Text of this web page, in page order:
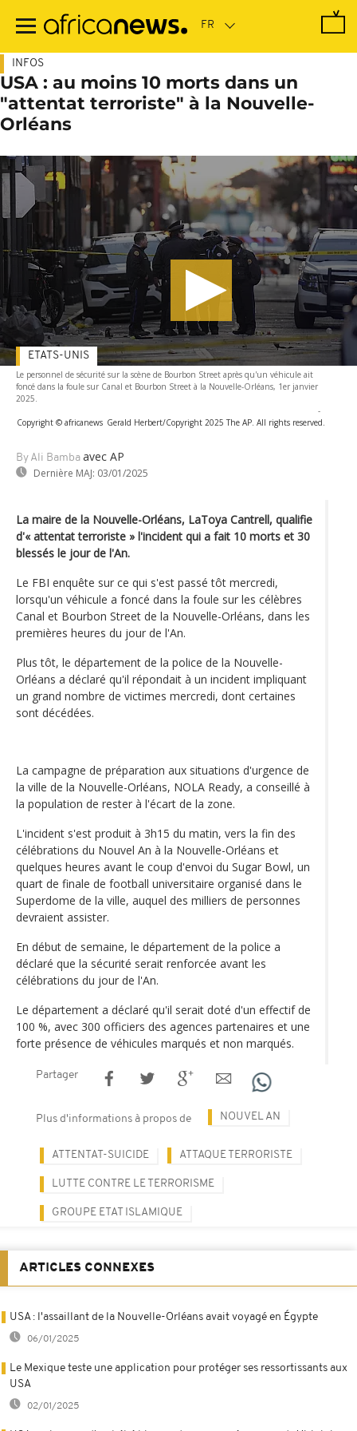
contenu
INFOS
USA : au moins 10 morts dans un
"attentat terroriste" à la Nouvelle-
Orléans
Le personnel de sécurité sur la scène de Bourbon Street après qu'un véhicule ait
foncé dans la foule sur Canal et Bourbon Street à la Nouvelle-Orléans, 1er janvier
2025.
-
Copyright © africanews Gerald Herbert/Copyright 2025 The AP. All rights reserved.
By Ali Bamba avec AP
Dernière MAJ: 03/01/2025
ETATS-UNIS
La maire de la Nouvelle-Orléans, LaToya Cantrell, qualifie
d'« attentat terroriste » l'incident qui a fait 10 morts et 30
blessés le jour de l'An.
Le FBI enquête sur ce qui s'est passé tôt mercredi,
lorsqu'un véhicule a foncé dans la foule sur les célèbres
Canal et Bourbon Street de la Nouvelle-Orléans, dans les
premières heures du jour de l'An.
Plus tôt, le département de la police de la Nouvelle-
Orléans a déclaré qu'il répondait à un incident impliquant
un grand nombre de victimes mercredi, dont certaines
sont décédées.
La campagne de préparation aux situations d'urgence de
la ville de la Nouvelle-Orléans, NOLA Ready, a conseillé à
la population de rester à l'écart de la zone.
L'incident s'est produit à 3h15 du matin, vers la fin des
célébrations du Nouvel An à la Nouvelle-Orléans et
quelques heures avant le coup d'envoi du Sugar Bowl, un
quart de finale de football universitaire organisé dans le
Superdome de la ville, auquel des milliers de personnes
devraient assister.
En début de semaine, le département de la police a
déclaré que la sécurité serait renforcée avant les
célébrations du jour de l'An.
Le département a déclaré qu'il serait doté d'un effectif de
100 %, avec 300 officiers des agences partenaires et une
forte présence de véhicules marqués et non marqués.
Partager
Plus d'informations à propos de NOUVEL AN
ATTENTAT-SUICIDE ATTAQUE TERRORISTE
LUTTE CONTRE LE TERRORISME
GROUPE ETAT ISLAMIQUE
ARTICLES CONNEXES
USA : l'assaillant de la Nouvelle-Orléans avait voyagé en Égypte
06/01/2025
Le Mexique teste une application pour protéger ses ressortissants aux
USA
02/01/2025